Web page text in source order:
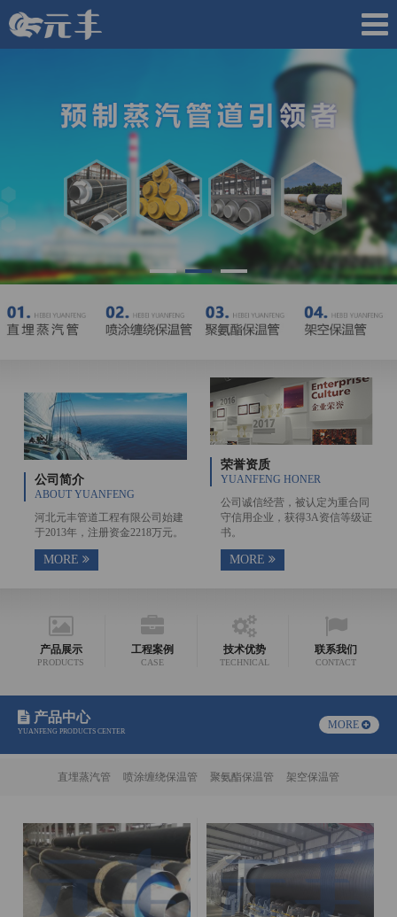
公司简介
ABOUT YUANFENG
河北元丰管道工程有限公司始建
于2013年，注册资金2218万元。
MORE
荣誉资质
YUANFENG HONER
公司诚信经营，被认定为重合同
守信用企业，获得3A资信等级证
书。
MORE
产品展示
PRODUCTS
工程案例
CASE
技术优势
TECHNICAL
联系我们
CONTACT
产品中心
YUANFENG PRODUCTS CENTER
MORE
直埋蒸汽管 喷涂缠绕保温管 聚氨酯保温管 架空保温管